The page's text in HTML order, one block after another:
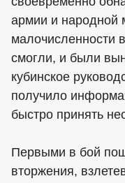
армии и народной
малочисленности
смогли, и были
кубинское
получило
быстро принять
Первыми в бой
вторжения,